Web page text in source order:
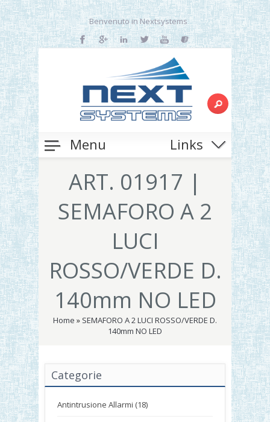
Benvenuto in Nextsystems
Menu Links
ART. 01917 |
SEMAFORO A 2
LUCI
ROSSO/VERDE D.
140mm NO LED
Home » SEMAFORO A 2 LUCI ROSSO/VERDE D.
140mm NO LED
Categorie
Antintrusione Allarmi (18)